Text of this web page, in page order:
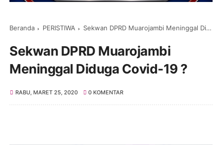
Beranda PERISTIWA Sekwan DPRD Muarojambi Meninggal Diduga Covid-19 ?
Sekwan DPRD Muarojambi
Meninggal Diduga Covid-19 ?
RABU, MARET 25, 2020 0 KOMENTAR